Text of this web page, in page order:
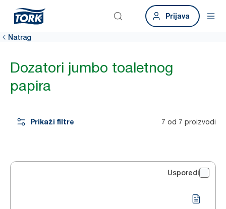
Prijava
Natrag
Dozatori jumbo toaletnog
papira
Prikaži filtre 7 od 7 proizvodi
Usporedi